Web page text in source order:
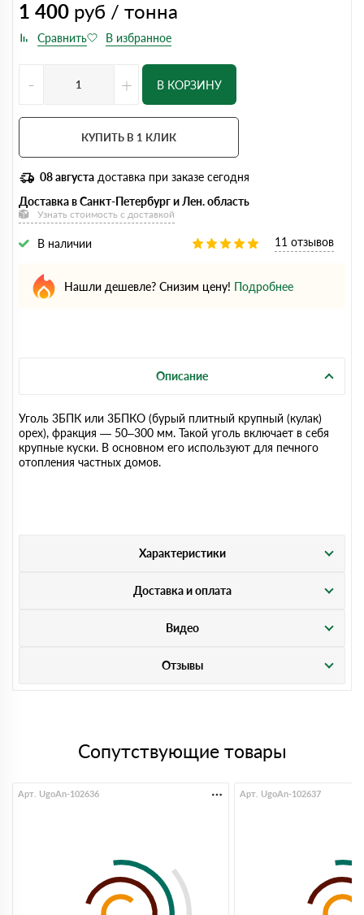
1 400 руб / тонна
- + В КОРЗИНУ
КУПИТЬ В 1 КЛИК
08 августа доставка при заказе сегодня
Доставка в Санкт-Петербург и Лен. область
Узнать стоимость с доставкой
В наличии 11 отзывов
Нашли дешевле? Снизим цену! Подробнее
Описание
Уголь 3БПК или 3БПКО (бурый плитный крупный (кулак)
орех), фракция — 50–300 мм. Такой уголь включает в себя
крупные куски. В основном его используют для печного
отопления частных домов.
Характеристики
Доставка и оплата
Видео
Отзывы
Сопутствующие товары
Арт. UgoAn-102636 Арт. UgoAn-102637